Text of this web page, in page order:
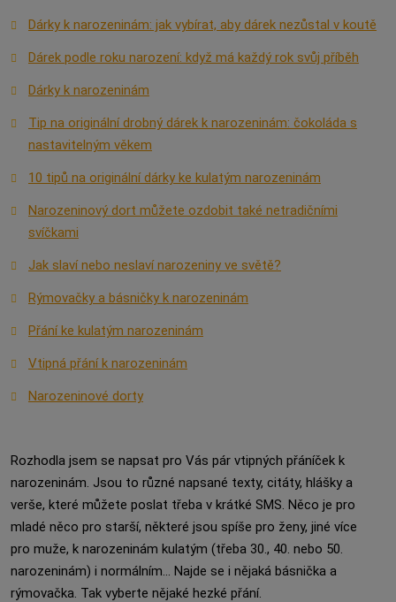
Dárky k narozeninám: jak vybírat, aby dárek nezůstal v koutě
Dárek podle roku narození: když má každý rok svůj příběh
Dárky k narozeninám
Tip na originální drobný dárek k narozeninám: čokoláda s
nastavitelným věkem
10 tipů na originální dárky ke kulatým narozeninám
Narozeninový dort můžete ozdobit také netradičními
svíčkami
Jak slaví nebo neslaví narozeniny ve světě?
Rýmovačky a básničky k narozeninám
Přání ke kulatým narozeninám
Vtipná přání k narozeninám
Narozeninové dorty
Rozhodla jsem se napsat pro Vás pár vtipných přáníček k
narozeninám. Jsou to různé napsané texty, citáty, hlášky a
verše, které můžete poslat třeba v krátké SMS. Něco je pro
mladé něco pro starší, některé jsou spíše pro ženy, jiné více
pro muže, k narozeninám kulatým (třeba 30., 40. nebo 50.
narozeninám) i normálním... Najde se i nějaká básnička a
rýmovačka. Tak vyberte nějaké hezké přání.